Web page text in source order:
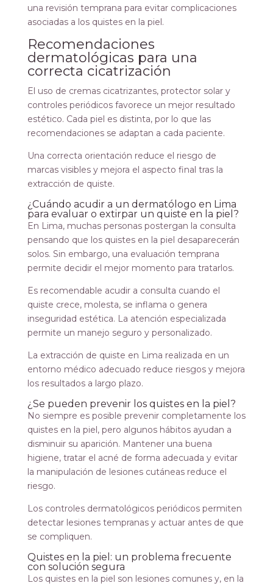
una revisión temprana para evitar complicaciones
asociadas a los quistes en la piel.
Recomendaciones
dermatológicas para una
correcta cicatrización
El uso de cremas cicatrizantes, protector solar y
controles periódicos favorece un mejor resultado
estético. Cada piel es distinta, por lo que las
recomendaciones se adaptan a cada paciente.
Una correcta orientación reduce el riesgo de
marcas visibles y mejora el aspecto final tras la
extracción de quiste.
¿Cuándo acudir a un dermatólogo en Lima
para evaluar o extirpar un quiste en la piel?
En Lima, muchas personas postergan la consulta
pensando que los quistes en la piel desaparecerán
solos. Sin embargo, una evaluación temprana
permite decidir el mejor momento para tratarlos.
Es recomendable acudir a consulta cuando el
quiste crece, molesta, se inflama o genera
inseguridad estética. La atención especializada
permite un manejo seguro y personalizado.
La extracción de quiste en Lima realizada en un
entorno médico adecuado reduce riesgos y mejora
los resultados a largo plazo.
¿Se pueden prevenir los quistes en la piel?
No siempre es posible prevenir completamente los
quistes en la piel, pero algunos hábitos ayudan a
disminuir su aparición. Mantener una buena
higiene, tratar el acné de forma adecuada y evitar
la manipulación de lesiones cutáneas reduce el
riesgo.
Los controles dermatológicos periódicos permiten
detectar lesiones tempranas y actuar antes de que
se compliquen.
Quistes en la piel: un problema frecuente
con solución segura
Los quistes en la piel son lesiones comunes y, en la